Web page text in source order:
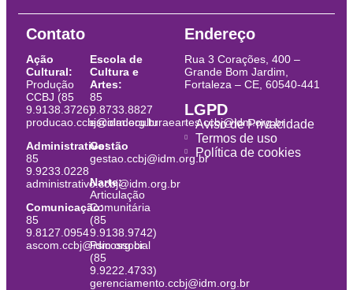
Contato
Ação
Cultural:
Produção
CCBJ (85
9.9138.3726)
producao.ccbj@idm.org.br
Administrativo:
85
9.9233.0228
administrativo.ccbj@idm.org.br
Comunicação:
85
9.8127.0954
ascom.ccbj@idm.org.br
Escola de
Cultura e
Artes:
85
9.8733.8827
escoladeculturaeartes.ccbj@idm.org.br
Gestão
gestao.ccbj@idm.org.br
Narte:
Articulação
Comunitária
(85
9.9138.9742)
Psicossocial
(85
9.9222.4733)
gerenciamento.ccbj@idm.org.br
Endereço
Rua 3 Corações, 400 –
Grande Bom Jardim,
Fortaleza – CE, 60540-441
LGPD
Aviso de Privacidade
Termos de uso
Política de cookies